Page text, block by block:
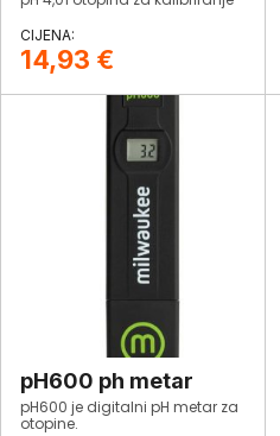
14,93 €
pH600 ph metar
pH600 je digitalni pH metar za
otopine.